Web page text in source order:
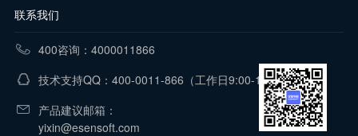
联系我们
400咨询：4000011866
技术支持QQ：400-0011-866 （工作日9:00-18:00）
产品建议邮箱：
yixin@esensoft.com